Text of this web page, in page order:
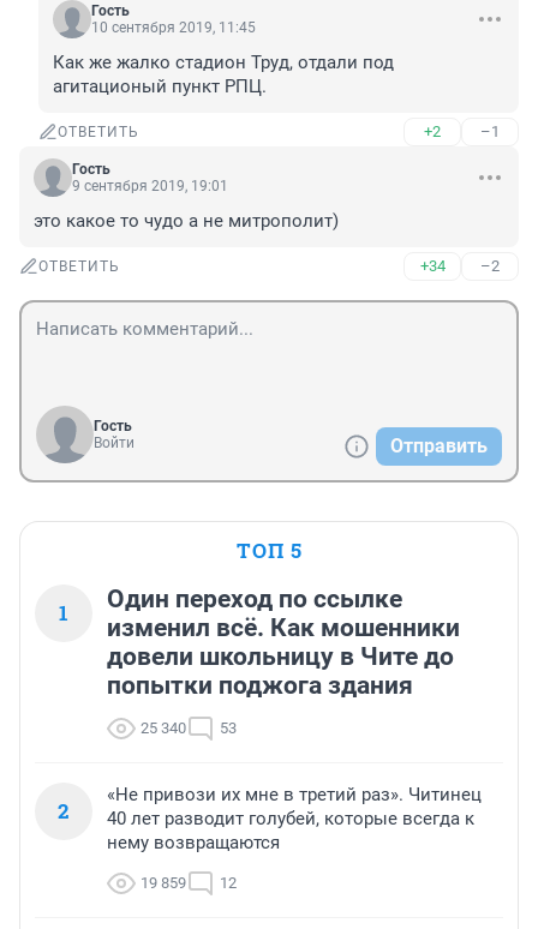
Гость
10 сентября 2019, 11:45
Как же жалко стадион Труд, отдали под
агитационый пункт РПЦ.
ОТВЕТИТЬ +2 –1
Гость
9 сентября 2019, 19:01
это какое то чудо а не митрополит)
ОТВЕТИТЬ +34 –2
Гость
Войти
Отправить
ТОП 5
1
Один переход по ссылке
изменил всё. Как мошенники
довели школьницу в Чите до
попытки поджога здания
25 340 53
2
«Не привози их мне в третий раз». Читинец
40 лет разводит голубей, которые всегда к
нему возвращаются
19 859 12